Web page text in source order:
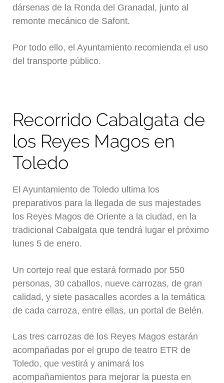
dársenas de la Ronda del Granadal, junto al
remonte mecánico de Safont.
Por todo ello, el Ayuntamiento recomienda el uso
del transporte público.
Recorrido Cabalgata de
los Reyes Magos en
Toledo
El Ayuntamiento de Toledo ultima los
preparativos para la llegada de sus majestades
los Reyes Magos de Oriente a la ciudad, en la
tradicional Cabalgata que tendrá lugar el próximo
lunes 5 de enero.
Un cortejo real que estará formado por 550
personas, 30 caballos, nueve carrozas, de gran
calidad, y siete pasacalles acordes a la temática
de cada carroza, entre ellas, un portal de Belén.
Las tres carrozas de los Reyes Magos estarán
acompañadas por el grupo de teatro ETR de
Toledo, que vestirá y animará los
acompañamientos para mejorar la puesta en